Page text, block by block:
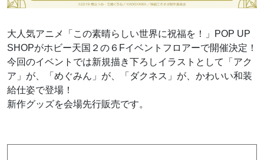
大人気アニメ「この素晴らしい世界に祝福を！」POP UP
SHOPがホビー天国２の６Fイベントフロアーで開催決定！
今回のイベントでは新規描き下ろしイラストとして「アク
ア」が、「めぐみん」が、「ダクネス」が、かわいい和装
給仕姿で登場！
新作グッズを会場先行販売です。